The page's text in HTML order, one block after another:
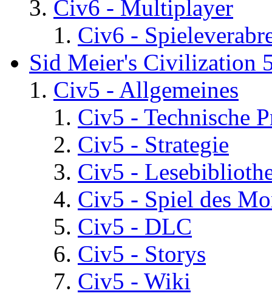
Civ6 - Multiplayer
Civ6 -
Sid Meier's Civilization
Civ5 - Allgemeines
Civ5 - Technische
Civ5 - Strategie
Civ5 -
Civ5 - Spiel des
Civ5 - DLC
Civ5 - Storys
Civ5 - Wiki